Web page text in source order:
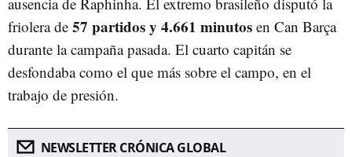
friolera de 57 partidos y 4.661 minutos en Can Barça
durante la campaña pasada. El cuarto capitán se
desfondaba como el que más sobre el campo, en el
trabajo de presión.
NEWSLETTER CRÓNICA GLOBAL